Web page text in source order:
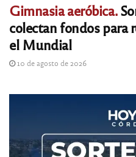
Gimnasia aeróbica.
colectan fondos para
el Mundial
10 de agosto de 2026